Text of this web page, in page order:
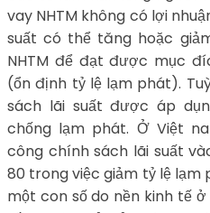
vay NHTM không có lợi
suất có thể tăng hoặc
NHTM để đạt được mục
(ổn định tỷ lệ lạm phát).
sách lãi suất được áp
chống lạm phát. Ở Việt
công chính sách lãi suất
80 trong việc giảm tỷ lệ lạm
một con số do nền kinh tế